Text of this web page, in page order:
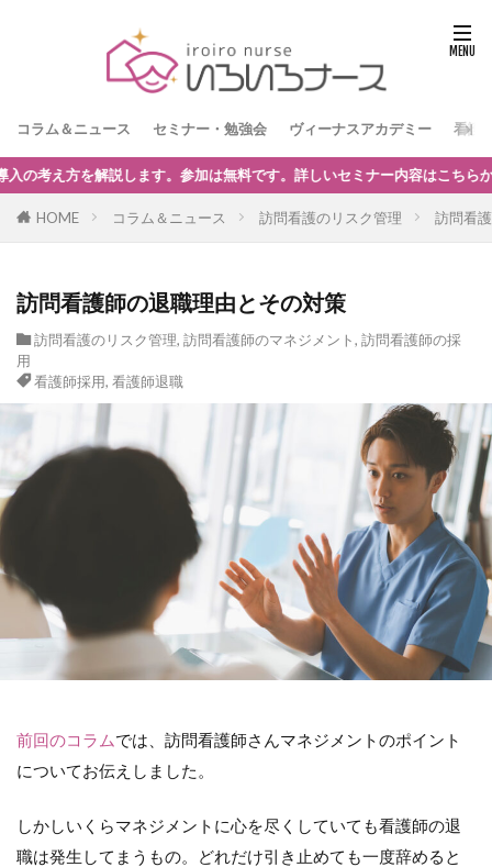
コラム＆ニュース セミナー・勉強会 ヴィーナスアカデミー 看護
容はこちらからどうぞ。
HOME コラム＆ニュース 訪問看護のリスク管理 訪問看
訪問看護師の退職理由とその対策
訪問看護のリスク管理, 訪問看護師のマネジメント, 訪問看護師の採
用
看護師採用, 看護師退職
前回のコラムでは、訪問看護師さんマネジメントのポイント
についてお伝えしました。
しかしいくらマネジメントに心を尽くしていても看護師の退
職は発生してまうもの。どれだけ引き止めても一度辞めると